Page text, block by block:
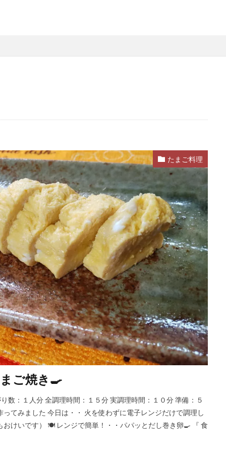
たまご料理
ご焼き🍳
人分 全調理時間：１５分 実調理時間：１０分 準備：５
てみました 今日は・・ 火を使わずに電子レンジだけで調理し
けいです） 🍽 レンジで簡単！・・パパッとだし巻き卵🍳 『 食